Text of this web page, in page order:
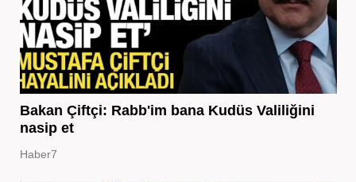
Bakan Çiftçi: Rabb'im bana Kudüs Valiliğini
nasip et
Haber7